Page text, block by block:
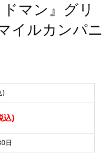
マン』グリ
イルカンパニ
)
込)
日